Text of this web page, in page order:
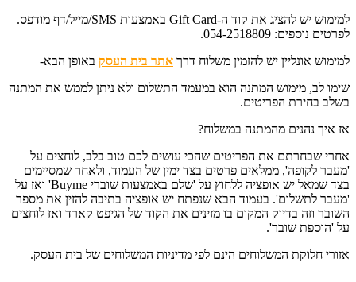
למימוש יש להציג את קוד ה-Gift Card באמצעות SMS/מייל/דף מודפס.
לפרטים נוספים: 054-2518809.
למימוש אונליין יש להזמין משלוח דרך אתר בית העסק באופן הבא-
שימו לב, מימוש המתנה הוא במעמד התשלום ולא ניתן לממש את המתנה
בשלב בחירת הפריטים.
אז איך נהנים מהמתנה במשלוח?
אחרי שבחרתם את הפריטים שהכי עושים לכם טוב בלב, לוחצים על
'מעבר לקופה', ממלאים פרטים בצד ימין של העמוד, ולאחר שמסיימים
בצד שמאל יש אופציה ללחוץ על 'שלם באמצעות שוברי Buyme' ואז על
'מעבר לתשלום'. בעמוד הבא שנפתח יש אופציה בתיבה להזין את מספר
השובר וזה בדיוק המקום בו מזינים את הקוד של הגיפט קארד ואז לוחצים
על 'הוספת שובר'.
אזורי חלוקת המשלוחים הינם לפי מדיניות המשלוחים של בית העסק.